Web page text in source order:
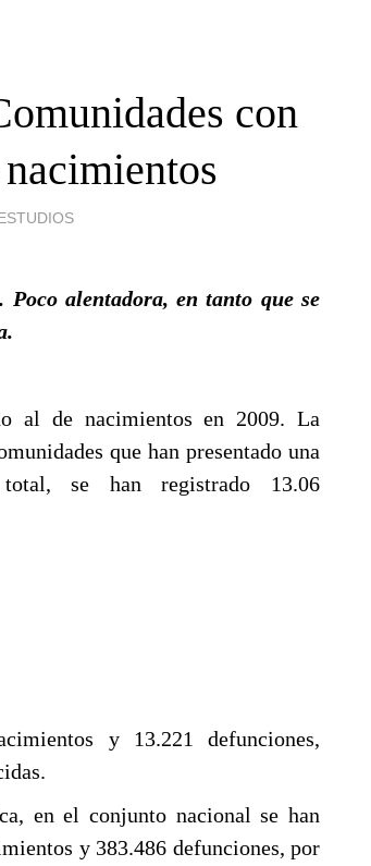
con
alentadora, en tanto que se
al de nacimientos en 2009. La
que han presentado una
se han registrado 13.06
y 13.221 defunciones,
en el conjunto nacional se han
y 383.486 defunciones, por